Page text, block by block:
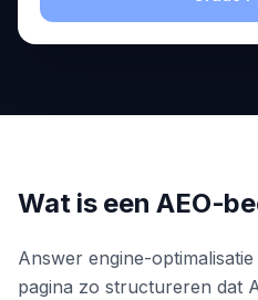
& Analyse
Wat is een AEO-
Answer engine-
pagina zo structureren dat